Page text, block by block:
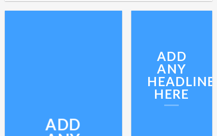
ADD
ADD
ANY
HEADLINE
HERE